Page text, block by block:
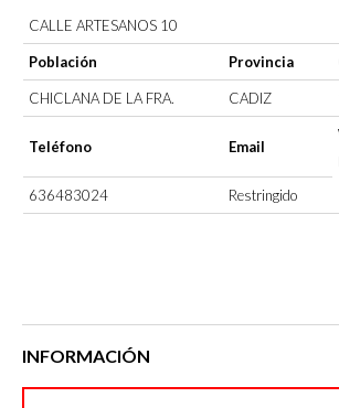
CALLE ARTESANOS 10
Población Provincia
CHICLANA DE LA FRA. CADIZ
Teléfono Email
636483024 Restringido
INFORMACIÓN